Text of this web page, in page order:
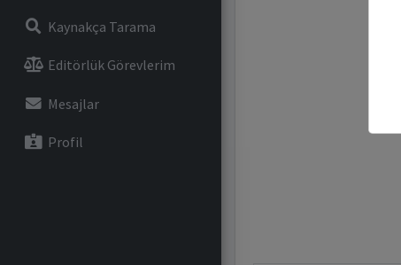
Kaynakça Tarama
Editörlük Görevlerim
Mesajlar
Profil